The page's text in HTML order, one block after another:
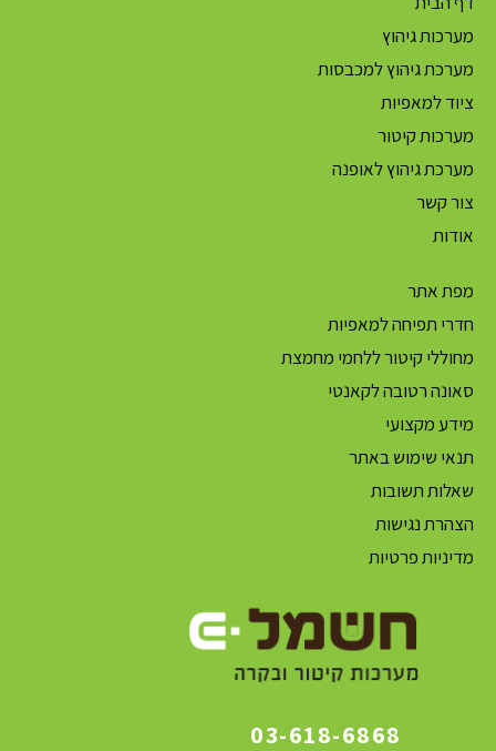
מערכות גיהוץ
מערכת גיהוץ למכבסות
ציוד למאפיות
מערכות קיטור
מערכת גיהוץ לאופנה
צור קשר
אודות
מפת אתר
חדרי תפיחה למאפיות
מחוללי קיטור ללחמי מחמצת
סאונה רטובה לקאנטי
מידע מקצועי
תנאי שימוש באתר
שאלות תשובות
הצהרת נגישות
מדיניות פרטיות
03-618-6868